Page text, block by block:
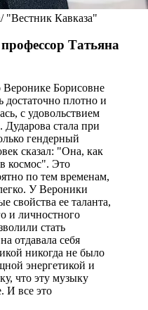
Кавказа"
Татьяна
Борисовне
плотно и
с удовольствием
стала при
гендерный
сказал: "Она, как
космос". Это
по тем временам,
У Вероники
свойства ее таланта,
и личностного
стать
отдавала себя
никогда не было
энергетикой и
что эту музыку
И все это